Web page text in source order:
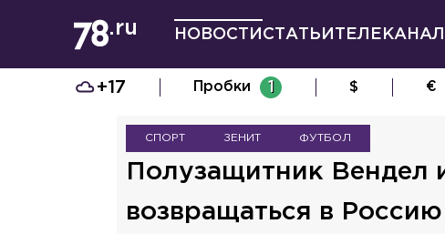
НОВОСТИ СТАТЬИ ТЕЛЕКАНАЛ
+17 Пробки 1 $ €
СПОРТ ЗЕНИТ ФУТБОЛ
Полузащитник Вендел
возвращаться в Россию